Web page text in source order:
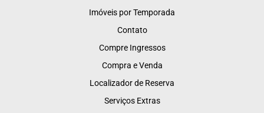
Imóveis por Temporada
Contato
Compre Ingressos
Compra e Venda
Localizador de Reserva
Serviços Extras